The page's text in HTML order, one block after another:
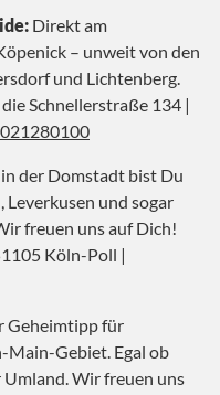
Direkt am
– unweit von den
und Lichtenberg.
Schnellerstraße 134 |
in der Domstadt bist Du
Leverkusen und sogar
freuen uns auf Dich!
Köln-Poll |
Geheimtipp für
Main-Gebiet. Egal ob
Wir freuen uns